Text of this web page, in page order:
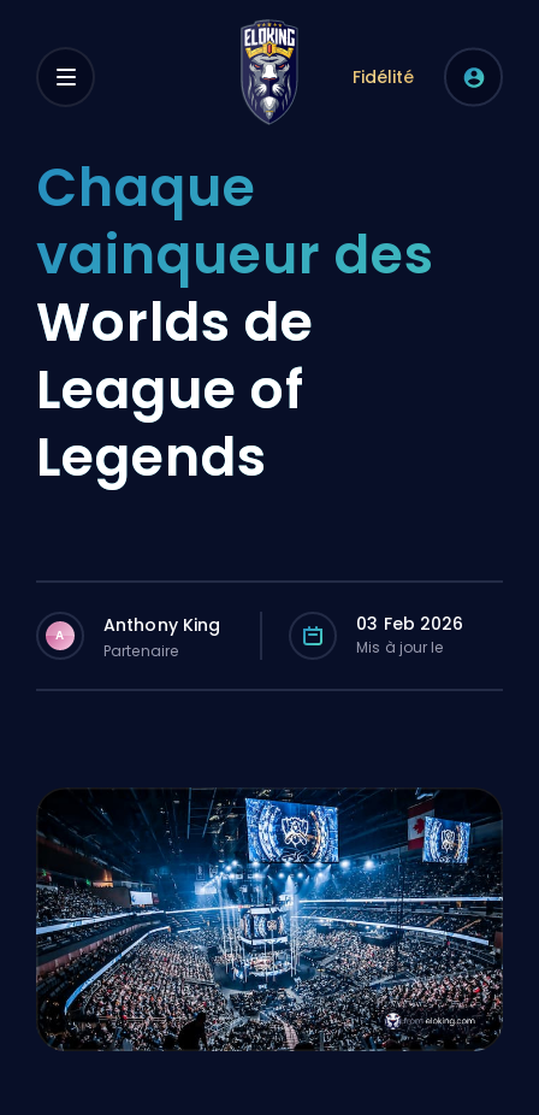
Fidélité
Chaque
vainqueur des
Worlds de
League of
Legends
A Anthony King
Partenaire
03 Feb 2026
Mis à jour le